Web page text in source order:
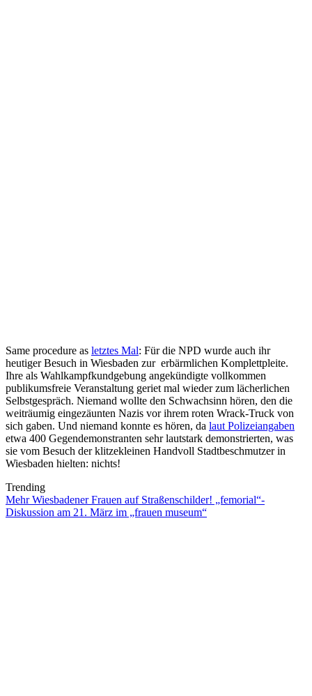
Same procedure as letztes Mal: Für die NPD wurde auch ihr
heutiger Besuch in Wiesbaden zur erbärmlichen Komplettpleite.
Ihre als Wahlkampfkundgebung angekündigte vollkommen
publikumsfreie Veranstaltung geriet mal wieder zum lächerlichen
Selbstgespräch. Niemand wollte den Schwachsinn hören, den die
weiträumig eingezäunten Nazis vor ihrem roten Wrack-Truck von
sich gaben. Und niemand konnte es hören, da laut Polizeiangaben
etwa 400 Gegendemonstranten sehr lautstark demonstrierten, was
sie vom Besuch der klitzekleinen Handvoll Stadtbeschmutzer in
Wiesbaden hielten: nichts!
Trending
Mehr Wiesbadener Frauen auf Straßenschilder! „femorial“-
Diskussion am 21. März im „frauen museum“